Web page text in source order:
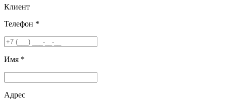
Клиент
Телефон *
Имя *
Адрес